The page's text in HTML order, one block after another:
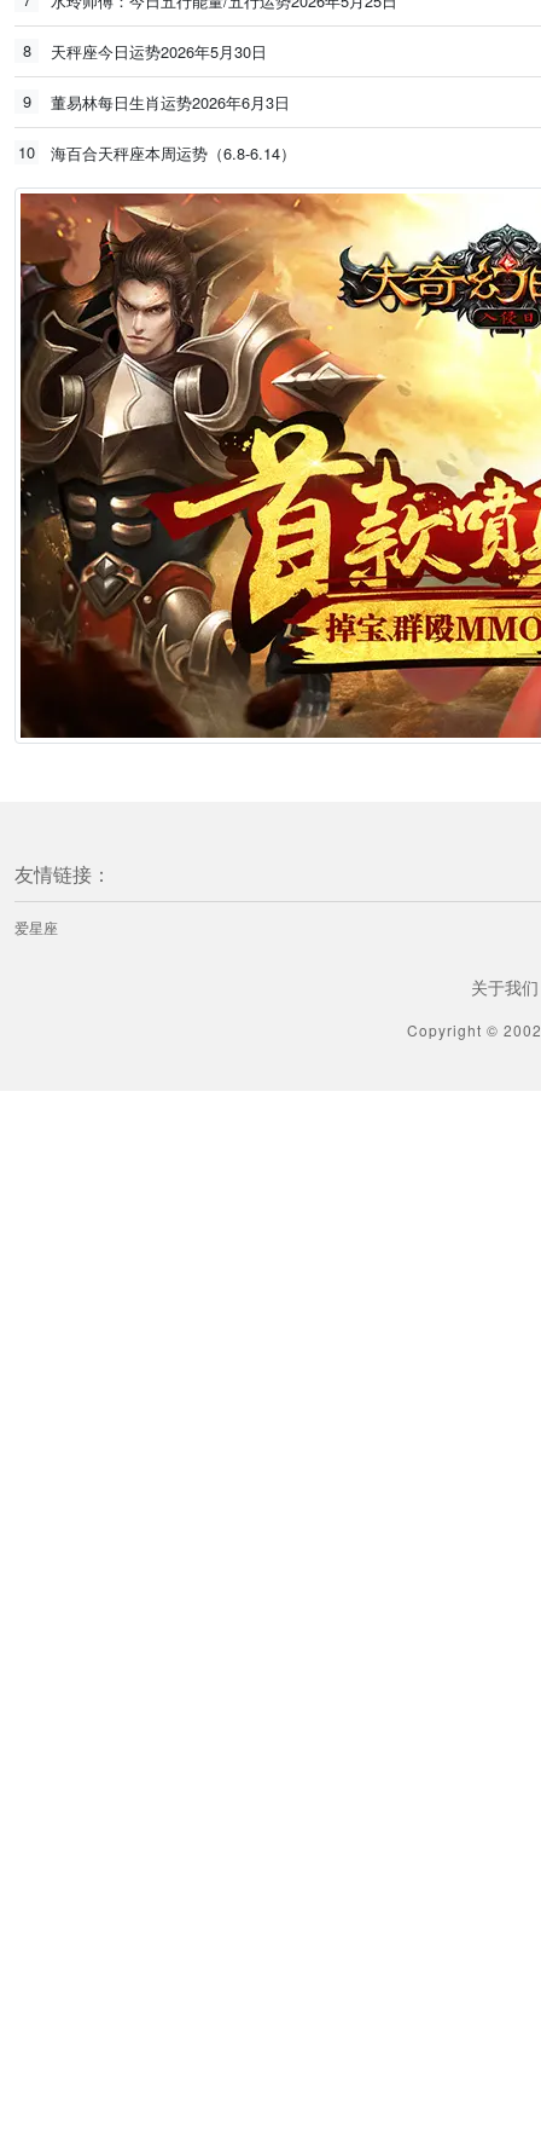
8 天秤座今日运势2026年5月30日
9 董易林每日生肖运势2026年6月3日
10 海百合天秤座本周运势（6.8-6.14）
友情链接：
爱星座
关于我们
Copyright ©